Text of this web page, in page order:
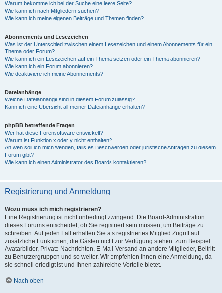
Warum bekomme ich bei der Suche eine leere Seite?
Wie kann ich nach Mitgliedern suchen?
Wie kann ich meine eigenen Beiträge und Themen finden?
Abonnements und Lesezeichen
Was ist der Unterschied zwischen einem Lesezeichen und einem Abonnements für ein
Thema oder Forum?
Wie kann ich ein Lesezeichen auf ein Thema setzen oder ein Thema abonnieren?
Wie kann ich ein Forum abonnieren?
Wie deaktiviere ich meine Abonnements?
Dateianhänge
Welche Dateianhänge sind in diesem Forum zulässig?
Kann ich eine Übersicht all meiner Dateianhänge erhalten?
phpBB betreffende Fragen
Wer hat diese Forensoftware entwickelt?
Warum ist Funktion x oder y nicht enthalten?
An wen soll ich mich wenden, falls es Beschwerden oder juristische Anfragen zu diesem
Forum gibt?
Wie kann ich einen Administrator des Boards kontaktieren?
Registrierung und Anmeldung
Wozu muss ich mich registrieren?
Eine Registrierung ist nicht unbedingt zwingend. Die Board-Administration
dieses Forums entscheidet, ob Sie registriert sein müssen, um Beiträge zu
schreiben. Auf jeden Fall erhalten Sie als registriertes Mitglied Zugriff auf
zusätzliche Funktionen, die Gästen nicht zur Verfügung stehen: zum Beispiel
Avatarbilder, Private Nachrichten, E-Mail-Versand an andere Mitglieder, Beitritt
zu Benutzergruppen und so weiter. Wir empfehlen Ihnen eine Anmeldung, da
sie schnell erledigt ist und Ihnen zahlreiche Vorteile bietet.
Nach oben